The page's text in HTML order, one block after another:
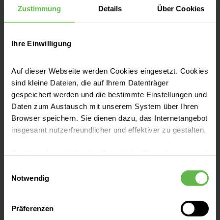
Zustimmung Details Über Cookies
Ihre Einwilligung
Auf dieser Webseite werden Cookies eingesetzt. Cookies
sind kleine Dateien, die auf Ihrem Datenträger
gespeichert werden und die bestimmte Einstellungen und
Daten zum Austausch mit unserem System über Ihren
Browser speichern. Sie dienen dazu, das Internetangebot
insgesamt nutzerfreundlicher und effektiver zu gestalten.
eingesetzt werden.
Es steht Ihnen frei, unsere Seite mit nur den notwendigen
Cookies zu benutzen, eine individuelle Auswahl
Notwendig
Präferenzen
ist ein Akutkrankenhaus mit regionaler und
Akademisches Lehrkrankenhaus des
Leistungen